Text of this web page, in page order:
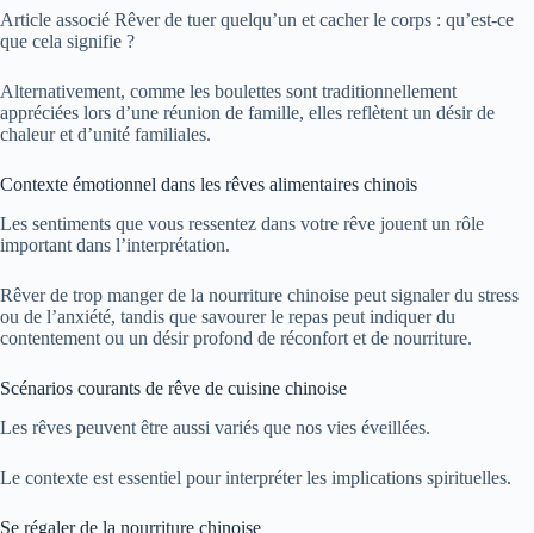
Article associé Rêver de tuer quelqu’un et cacher le corps : qu’est-ce
que cela signifie ?
Alternativement, comme les boulettes sont traditionnellement
appréciées lors d’une réunion de famille, elles reflètent un désir de
chaleur et d’unité familiales.
Contexte émotionnel dans les rêves alimentaires chinois
Les sentiments que vous ressentez dans votre rêve jouent un rôle
important dans l’interprétation.
Rêver de trop manger de la nourriture chinoise peut signaler du stress
ou de l’anxiété, tandis que savourer le repas peut indiquer du
contentement ou un désir profond de réconfort et de nourriture.
Scénarios courants de rêve de cuisine chinoise
Les rêves peuvent être aussi variés que nos vies éveillées.
Le contexte est essentiel pour interpréter les implications spirituelles.
Se régaler de la nourriture chinoise